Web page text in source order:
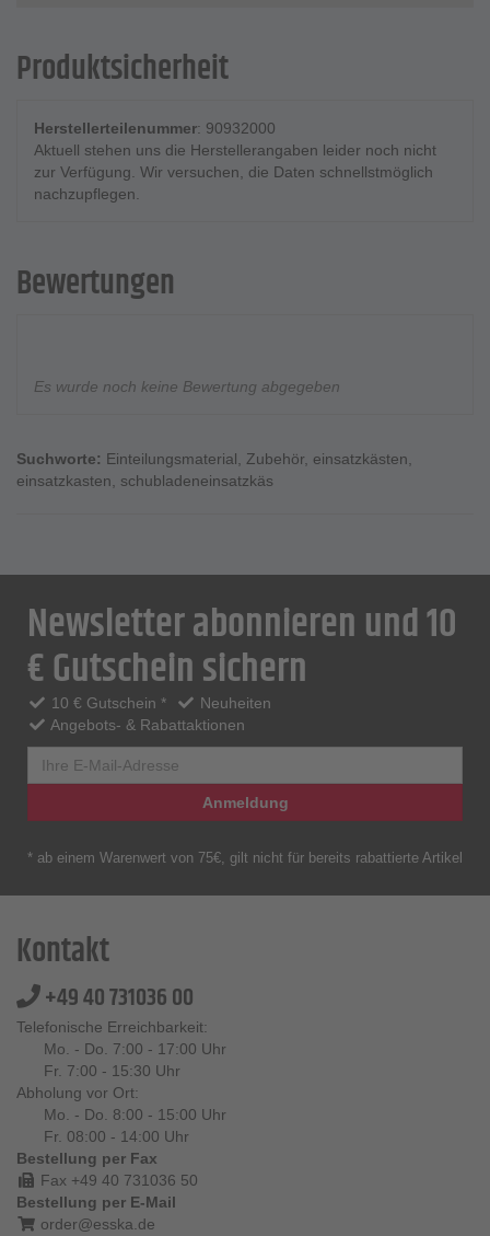
Produktsicherheit
Herstellerteilenummer: 90932000
Aktuell stehen uns die Herstellerangaben leider noch nicht
zur Verfügung. Wir versuchen, die Daten schnellstmöglich
nachzupflegen.
Bewertungen
Es wurde noch keine Bewertung abgegeben
Suchworte: Einteilungsmaterial, Zubehör, einsatzkästen,
einsatzkasten, schubladeneinsatzkäs
Newsletter abonnieren und 10
€ Gutschein sichern
10 € Gutschein *
Neuheiten
Angebots- & Rabattaktionen
Anmeldung
* ab einem Warenwert von 75€, gilt nicht für bereits rabattierte Artikel
Kontakt
+49 40 731036 00
Telefonische Erreichbarkeit:
Mo. - Do. 7:00 - 17:00 Uhr
Fr. 7:00 - 15:30 Uhr
Abholung vor Ort:
Mo. - Do. 8:00 - 15:00 Uhr
Fr. 08:00 - 14:00 Uhr
Bestellung per Fax
Fax +49 40 731036 50
Bestellung per E-Mail
order@esska.de